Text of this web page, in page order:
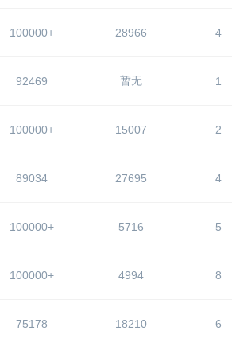
100000+ 28966 4
92469 暂无 1
100000+ 15007 2
89034 27695 4
100000+ 5716 5
100000+ 4994 8
75178 18210 6